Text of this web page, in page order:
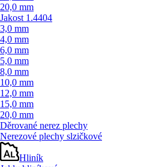
20,0 mm
Jakost 1.4404
3,0 mm
4,0 mm
6,0 mm
5,0 mm
8,0 mm
10,0 mm
12,0 mm
15,0 mm
20,0 mm
Děrované nerez plechy
Nerezové plechy slzičkové
Hliník